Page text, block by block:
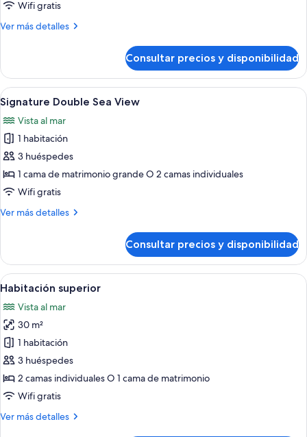
privada
Wifi gratis
Ver más detalles
Más
Premier,
piscina
privada
Consultar precios y disponibilidad
Abrir
todas
las
fotos
de
Signature
Double
View
Habitación de hotel moderna con
6
Signature Double Sea View
Vista al mar
1 habitación
3 huéspedes
1 cama de matrimonio grande O 2 camas individuales
Wifi gratis
Ver más detalles
Más
Double
Sea
View
Consultar precios y disponibilidad
Abrir
todas
las
fotos
de
Habitación
superior
Habitación de hotel con cama,
7
Habitación superior
Vista al mar
30 m²
1 habitación
3 huéspedes
2 camas individuales O 1 cama de matrimonio
Wifi gratis
Ver más detalles
Más